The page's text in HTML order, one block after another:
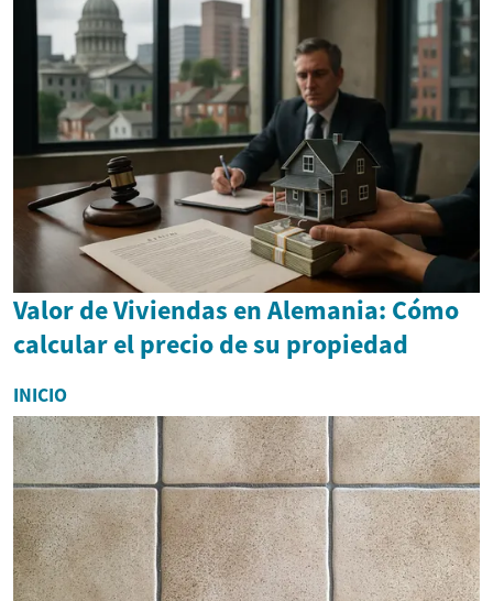
Valor de Viviendas en Alemania: Cómo
calcular el precio de su propiedad
INICIO